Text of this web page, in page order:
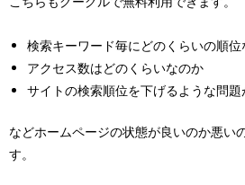
検索キーワード毎にどのくらいの順位
アクセス数はどのくらいなのか
サイトの検索順位を下げるような問
などホームページの状態が良いのか悪い
す。